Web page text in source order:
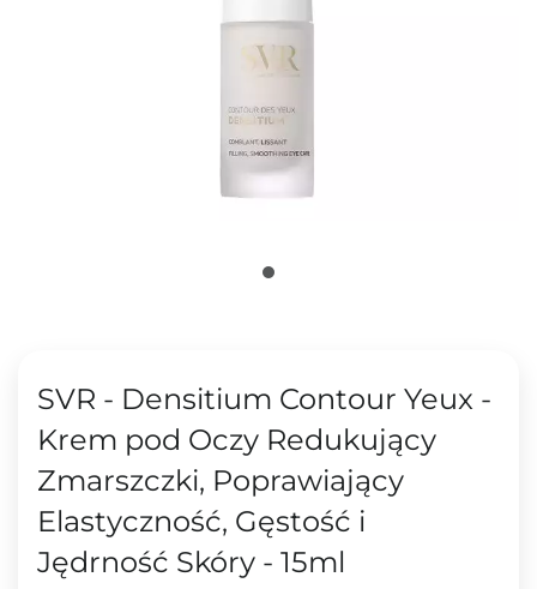
SVR - Densitium Contour Yeux -
Krem pod Oczy Redukujący
Zmarszczki, Poprawiający
Elastyczność, Gęstość i
Jędrność Skóry - 15ml